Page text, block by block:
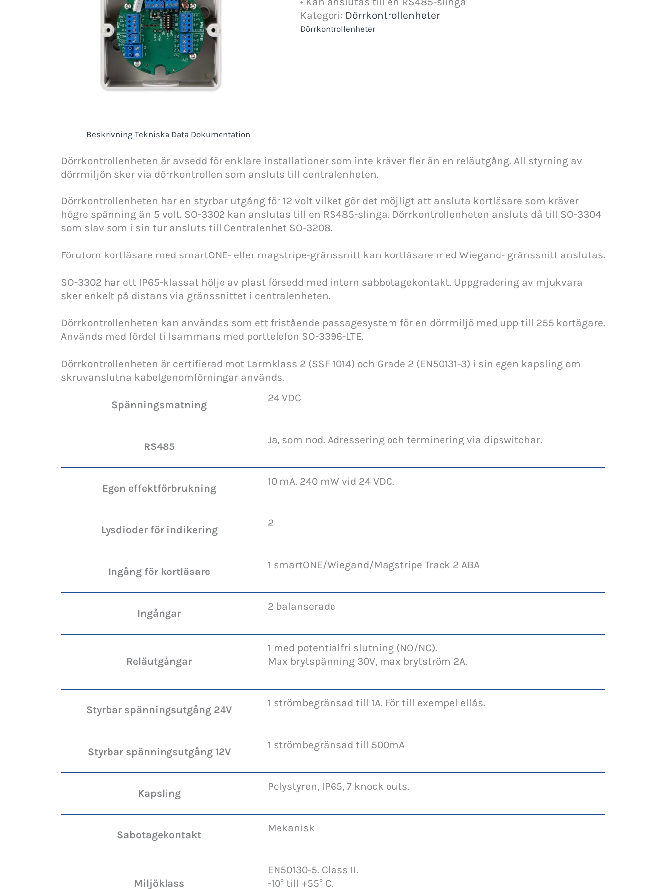
Kategori: Dörrkontrollenheter
Dörrkontrollenheter
Beskrivning Tekniska Data Dokumentation
Dörrkontrollenheten är avsedd för enklare installationer som inte kräver fler än en reläutgång. All styrning av
dörrmiljön sker via dörrkontrollen som ansluts till centralenheten.
Dörrkontrollenheten har en styrbar utgång för 12 volt vilket gör det möjligt att ansluta kortläsare som kräver
högre spänning än 5 volt. SO-3302 kan anslutas till en RS485-slinga. Dörrkontrollenheten ansluts då till SO-3304
som slav som i sin tur ansluts till Centralenhet SO-3208.
Förutom kortläsare med smartONE- eller magstripe-gränssnitt kan kortläsare med Wiegand- gränssnitt anslutas.
SO-3302 har ett IP65-klassat hölje av plast försedd med intern sabbotagekontakt. Uppgradering av mjukvara
sker enkelt på distans via gränssnittet i centralenheten.
Dörrkontrollenheten kan användas som ett fristående passagesystem för en dörrmiljö med upp till 255 kortägare.
Används med fördel tillsammans med porttelefon SO-3396-LTE.
Dörrkontrollenheten är certifierad mot Larmklass 2 (SSF 1014) och Grade 2 (EN50131-3) i sin egen kapsling om
skruvanslutna kabelgenomförningar används.
Spänningsmatning
24 VDC
RS485
Ja, som nod. Adressering och terminering via dipswitchar.
Egen effektförbrukning
10 mA. 240 mW vid 24 VDC.
Lysdioder för indikering
2
Ingång för kortläsare
1 smartONE/Wiegand/Magstripe Track 2 ABA
Ingångar
2 balanserade
Reläutgångar
1 med potentialfri slutning (NO/NC).
Max brytspänning 30V, max brytström 2A.
Styrbar spänningsutgång 24V
1 strömbegränsad till 1A. För till exempel ellås.
Styrbar spänningsutgång 12V
1 strömbegränsad till 500mA
Kapsling
Polystyren, IP65, 7 knock outs.
Sabotagekontakt
Mekanisk
Miljöklass
EN50130-5. Class II.
-10° till +55° C.